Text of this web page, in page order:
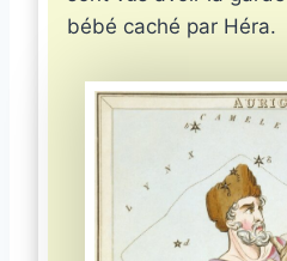
bébé caché par Héra.